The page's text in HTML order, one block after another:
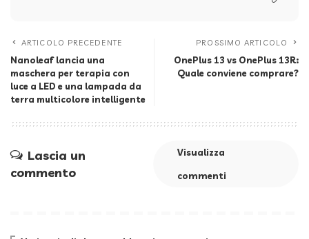
ARTICOLO PRECEDENTE
Nanoleaf lancia una
maschera per terapia con
luce a LED e una lampada da
terra multicolore intelligente
PROSSIMO ARTICOLO
OnePlus 13 vs OnePlus 13R:
Quale conviene comprare?
Lascia un
commento
Visualizza
commenti